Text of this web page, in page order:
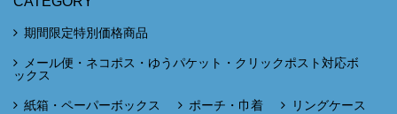
期間限定特別価格商品
メール便・ネコポス・ゆうパケット・クリックポスト対応ボ
ックス
紙箱・ペーパーボックス ポーチ・巾着 リングケース